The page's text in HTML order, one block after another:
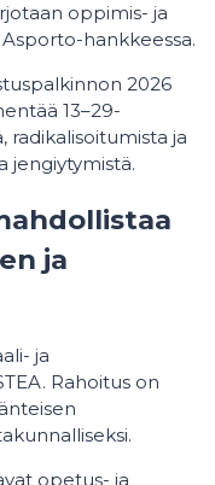
oppimis- ja
hankkeessa.
2026
13–29-
radikalisoitumista ja
jengiytymistä.
ja
ja
Rahoitus on
opetus- ja